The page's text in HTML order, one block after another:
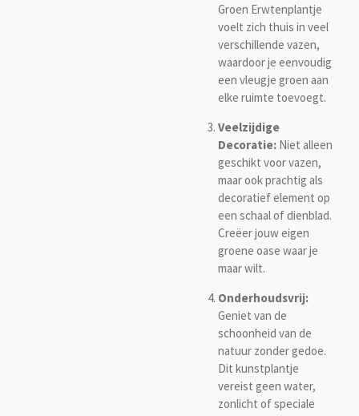
Groen Erwtenplantje
voelt zich thuis in veel
verschillende vazen,
waardoor je eenvoudig
een vleugje groen aan
elke ruimte toevoegt.
Veelzijdige
Decoratie:Niet alleen
geschikt voor vazen,
maar ook prachtig als
decoratief element op
een schaal of dienblad.
Creëer jouw eigen
groene oase waar je
maar wilt.
Onderhoudsvrij:
Geniet van de
schoonheid van de
natuur zonder gedoe.
Dit kunstplantje
vereist geen water,
zonlicht of speciale